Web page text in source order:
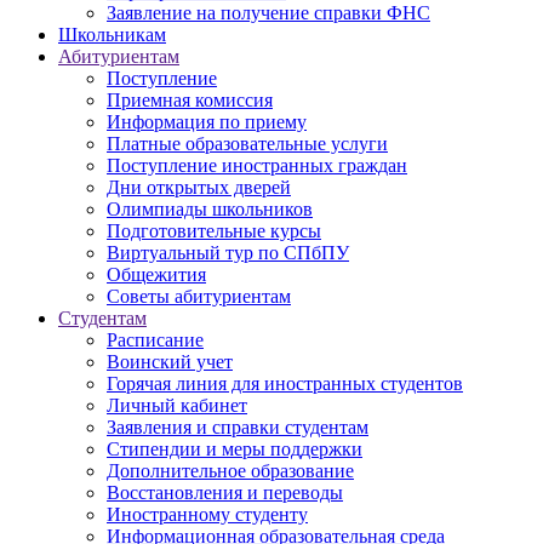
Заявление на получение справки ФНС
Школьникам
Абитуриентам
Поступление
Приемная комиссия
Информация по приему
Платные образовательные услуги
Поступление иностранных граждан
Дни открытых дверей
Олимпиады школьников
Подготовительные курсы
Виртуальный тур по СПбПУ
Общежития
Советы абитуриентам
Студентам
Расписание
Воинский учет
Горячая линия для иностранных студентов
Личный кабинет
Заявления и справки студентам
Стипендии и меры поддержки
Дополнительное образование
Восстановления и переводы
Иностранному студенту
Информационная образовательная среда